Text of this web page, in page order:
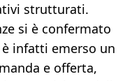
strutturati.
si è confermato
infatti emerso un
e offerta,